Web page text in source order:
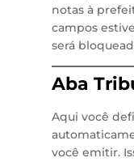
notas à
campos
será
Aba
Aqui você
você emitir.